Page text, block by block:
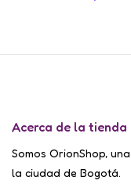
price
Acerca de la tienda
Somos OrionShop,
la ciudad de Bogotá.